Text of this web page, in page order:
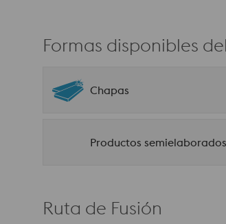
Formas disponibles
Chapas
Productos
Ruta de Fusión